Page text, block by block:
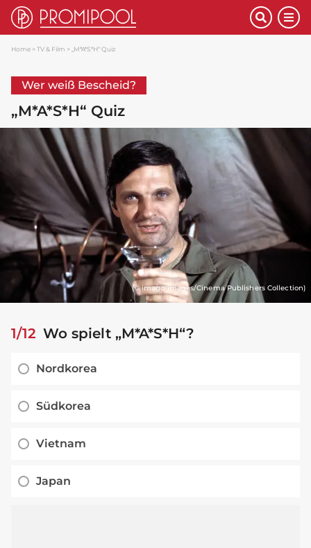
Home TV & Film „M*A*S*H“ Quiz
Wer weiß Bescheid?
„M*A*S*H“ Quiz
(© imago images/Cinema Publishers Collection)
1/12 Wo spielt „M*A*S*H“?
Nordkorea
Südkorea
Vietnam
Japan